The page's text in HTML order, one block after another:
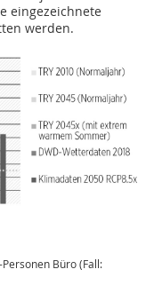
eingezeichnete
werden.
Büro (Fall: